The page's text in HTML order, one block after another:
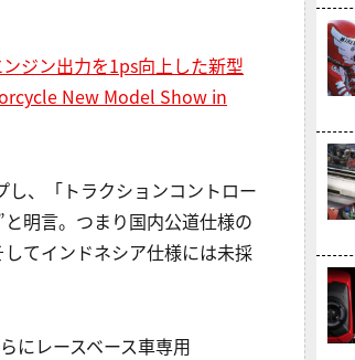
ジン出力を1ps向上した新型
New Model Show in
し、「トラクションコントロー
明言。つまり国内公道仕様の
てインドネシア仕様には未採
にレースベース車専用